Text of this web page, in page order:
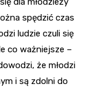
spędzić czas
ludzie czuli się
co ważniejsze –
że młodzi
i są zdolni do